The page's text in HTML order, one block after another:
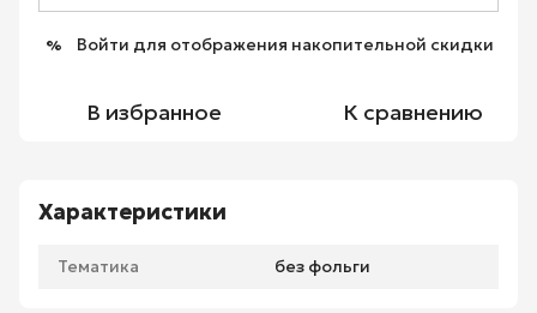
% Войти для отображения накопительной скидки
В избранное К сравнению
Характеристики
Тематика без фольги